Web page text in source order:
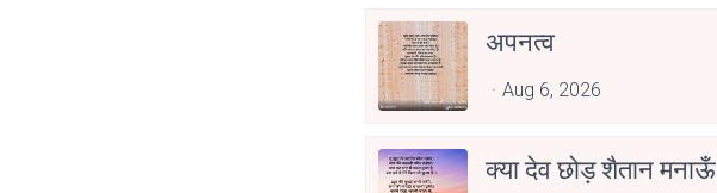
अपनत्व
Aug 6, 2026
क्या देव छोड़ शैतान मनाऊँ